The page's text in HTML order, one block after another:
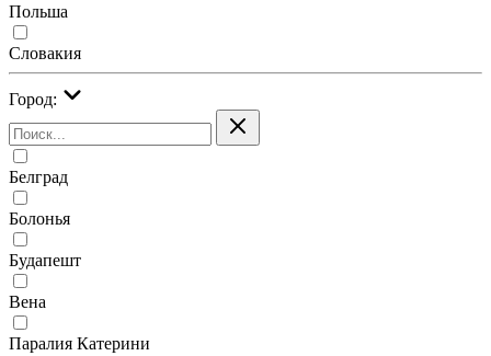
Польша
Словакия
Город:
Белград
Болонья
Будапешт
Вена
Паралия Катерини